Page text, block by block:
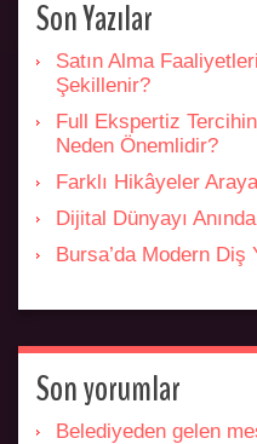
Son Yazılar
Satın Alma
Şekillenir?
Full Ekspertiz
Neden Önemlidir?
Farklı Hikâyeler
Dijital Dünyayı
Bursa’da Modern Diş
Son yorumlar
Belediyeden gelen